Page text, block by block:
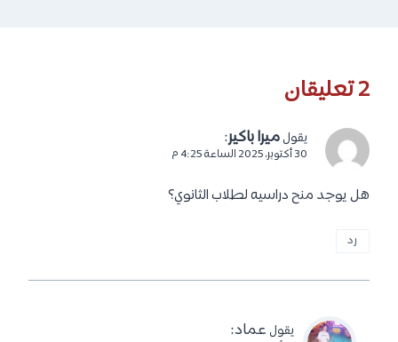
2 تعليقان
يقول ميرا باكير:
30 أكتوبر، 2025 الساعة 4:25 م
هل يوجد منح دراسيه لطلاب الثانوي؟
رد
يقول عماد: